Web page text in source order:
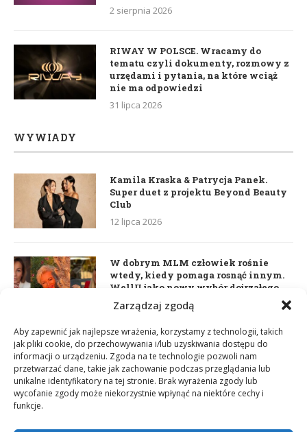
Zarządzaj zgodą
Aby zapewnić jak najlepsze wrażenia, korzystamy z technologii, takich
jak pliki cookie, do przechowywania i/lub uzyskiwania dostępu do
informacji o urządzeniu. Zgoda na te technologie pozwoli nam
przetwarzać dane, takie jak zachowanie podczas przeglądania lub
unikalne identyfikatory na tej stronie. Brak wyrażenia zgody lub
wycofanie zgody może niekorzystnie wpłynąć na niektóre cechy i
funkcje.
2 sierpnia 2026
RIWAY W POLSCE. Wracamy do
tematu czyli dokumenty, rozmowy z
urzędami i pytania, na które wciąż
nie ma odpowiedzi
31 lipca 2026
WYWIADY
Kamila Kraska & Patrycja Panek.
Super duet z projektu Beyond Beauty
Club
12 lipca 2026
W dobrym MLM człowiek rośnie
wtedy, kiedy pomaga rosnąć innym.
WellU jako nowy wybór dojrzałego
lidera
Daria Dudzik. Kocham Cię
17 kwietnia 2026